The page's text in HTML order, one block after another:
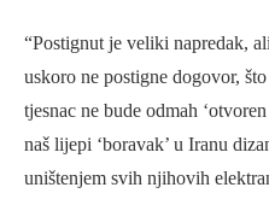
“Postignut je veliki napredak,
uskoro ne postigne dogovor,
tjesnac ne bude odmah
naš lijepi ‘boravak’ u Iranu
uništenjem svih njihovih